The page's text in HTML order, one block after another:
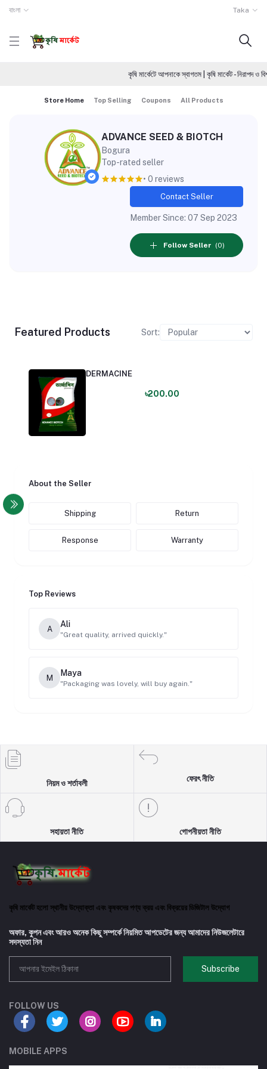
বাংলা Taka
কৃষি মার্কেটে আপনাকে স্বাগতম | কৃষি মার্কেট -
Store Home Top Selling Coupons All Products
ADVANCE SEED & BIOTCH
Bogura
Top-rated seller
• 0 reviews
Contact Seller
Member Since: 07 Sep 2023
Follow Seller (0)
Featured Products Sort:
DERMACINE
৳200.00
About the Seller
Shipping Return
Response Warranty
Top Reviews
A Ali
"Great quality, arrived quickly."
M Maya
"Packaging was lovely, will buy again."
নিয়ম ও শর্তাবলী
ফেরৎ নীতি
সহায়তা নীতি গোপনীয়তা নীতি
কৃষি মার্কেট হলো স্থানীয় উদ্যোক্তা এবং কৃষকদের পণ্য ক্রয় এবং বিক্রয়ের ডিজিটাল উদ্যোগ
অফার, কুপন এবং আরও অনেক কিছু সম্পর্কে নিয়মিত আপডেটের জন্য আমাদের নিউজলেটারে
সদস্যতা নিন
Subscribe
FOLLOW US
MOBILE APPS